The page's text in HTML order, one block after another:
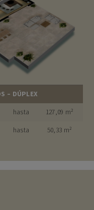
– DÚPLEX
hasta 127,09 m²
hasta 50,33 m²